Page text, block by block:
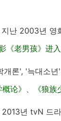
난 2003년 영
老男孩》进
개론', '늑대소
论》、《狼族
년 tvN 드